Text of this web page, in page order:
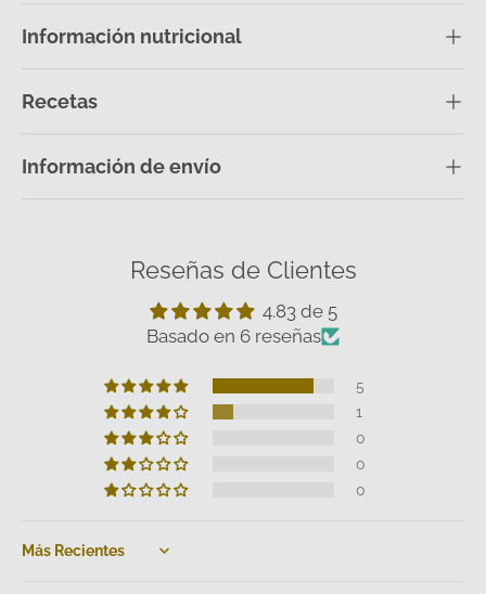
Información nutricional
Recetas
Información de envío
Reseñas de Clientes
4.83 de 5
Basado en 6 reseñas
5
1
0
0
0
Sort by